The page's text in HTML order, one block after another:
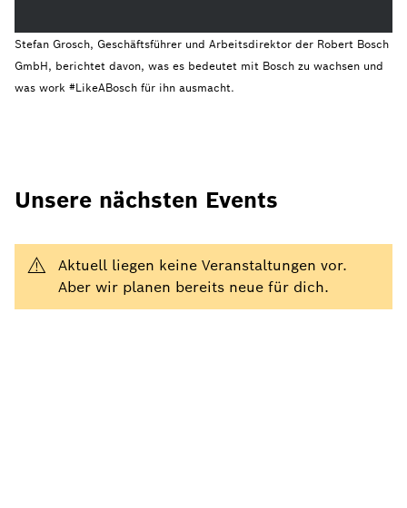
Stefan Grosch, Geschäftsführer und Arbeitsdirektor der Robert Bosch
GmbH, berichtet davon, was es bedeutet mit Bosch zu wachsen und
was work #LikeABosch für ihn ausmacht.
Unsere nächsten Events
Aktuell liegen keine Veranstaltungen vor.
Aber wir planen bereits neue für dich.